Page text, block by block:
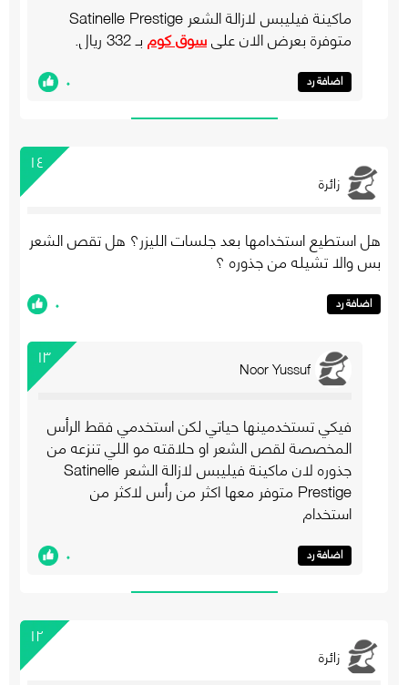
ماكينة فيليبس لازالة الشعر Satinelle Prestige
متوفرة بعرض الان علىسوق كومبـ 332 ريال.
اضافة رد ٠
١٤
زائرة
هل استطيع استخدامها بعد جلسات الليزر؟ هل تقص الشعر
بس والا تشيله من جذوره ؟
اضافة رد ٠
١٣ Noor Yussuf
فيكي تستخدمينها حياتي لكن استخدمي فقط الرأس
المخصصة لقص الشعر او حلاقته مو اللي تنزعه من
جذوره لان ماكينة فيليبس لازالة الشعر Satinelle
Prestige متوفر معها اكثر من رأس لاكثر من
استخدام
اضافة رد ٠
١٢
زائرة